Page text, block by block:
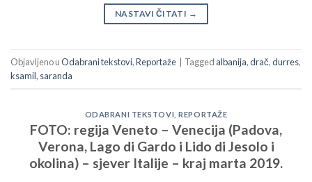
NASTAVI ČITATI →
Objavljeno uOdabrani tekstovi,Reportaže Tagged albanija,drač,durres,
ksamil, saranda
ODABRANI TEKSTOVI ,REPORTAŽE
FOTO: regija Veneto – Venecija (Padova,
Verona, Lago di Gardo i Lido di Jesolo i
okolina) – sjever Italije – kraj marta 2019.